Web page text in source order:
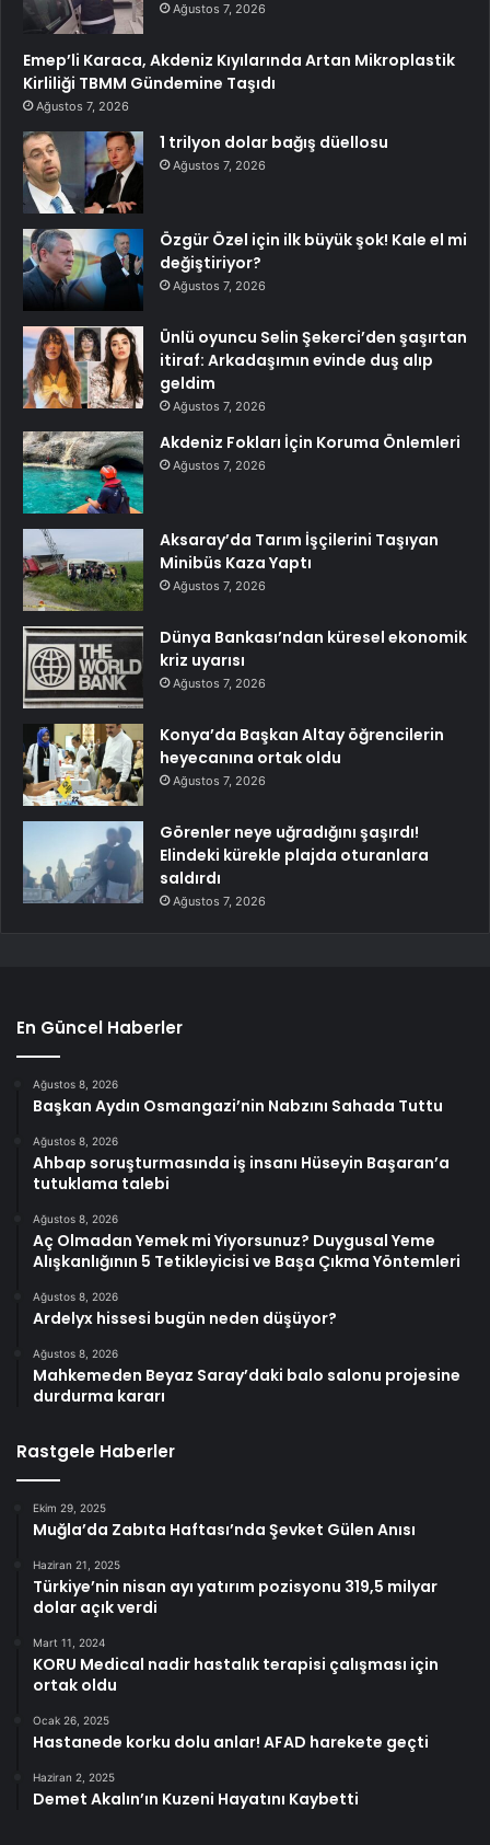
Ağustos 7, 2026
Emep’li Karaca, Akdeniz Kıyılarında Artan Mikroplastik
Kirliliği TBMM Gündemine Taşıdı
Ağustos 7, 2026
1 trilyon dolar bağış düellosu
Ağustos 7, 2026
Özgür Özel için ilk büyük şok! Kale el mi
değiştiriyor?
Ağustos 7, 2026
Ünlü oyuncu Selin Şekerci’den şaşırtan
itiraf: Arkadaşımın evinde duş alıp
geldim
Ağustos 7, 2026
Akdeniz Fokları İçin Koruma Önlemleri
Ağustos 7, 2026
Aksaray’da Tarım İşçilerini Taşıyan
Minibüs Kaza Yaptı
Ağustos 7, 2026
Dünya Bankası’ndan küresel ekonomik
kriz uyarısı
Ağustos 7, 2026
Konya’da Başkan Altay öğrencilerin
heyecanına ortak oldu
Ağustos 7, 2026
Görenler neye uğradığını şaşırdı!
Elindeki kürekle plajda oturanlara
saldırdı
Ağustos 7, 2026
En Güncel Haberler
Ağustos 8, 2026
Başkan Aydın Osmangazi’nin Nabzını Sahada Tuttu
Ağustos 8, 2026
Ahbap soruşturmasında iş insanı Hüseyin Başaran’a
tutuklama talebi
Ağustos 8, 2026
Aç Olmadan Yemek mi Yiyorsunuz? Duygusal Yeme
Alışkanlığının 5 Tetikleyicisi ve Başa Çıkma Yöntemleri
Ağustos 8, 2026
Ardelyx hissesi bugün neden düşüyor?
Ağustos 8, 2026
Mahkemeden Beyaz Saray’daki balo salonu projesine
durdurma kararı
Rastgele Haberler
Ekim 29, 2025
Muğla’da Zabıta Haftası’nda Şevket Gülen Anısı
Haziran 21, 2025
Türkiye’nin nisan ayı yatırım pozisyonu 319,5 milyar
dolar açık verdi
Mart 11, 2024
KORU Medical nadir hastalık terapisi çalışması için
ortak oldu
Ocak 26, 2025
Hastanede korku dolu anlar! AFAD harekete geçti
Haziran 2, 2025
Demet Akalın’ın Kuzeni Hayatını Kaybetti